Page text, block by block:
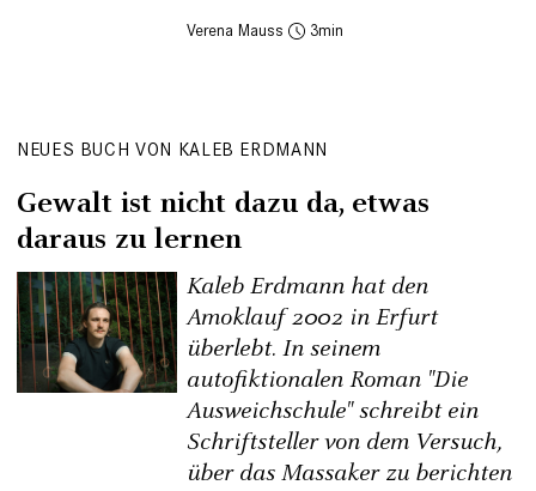
Verena Mauss 3
NEUES BUCH VON KALEB ERDMANN
Gewalt ist nicht dazu da, etwas
daraus zu lernen
Kaleb Erdmann hat den
Amoklauf 2002 in Erfurt
überlebt. In seinem
autofiktionalen Roman "Die
Ausweichschule" schreibt ein
Schriftsteller von dem Versuch,
über das Massaker zu berichten